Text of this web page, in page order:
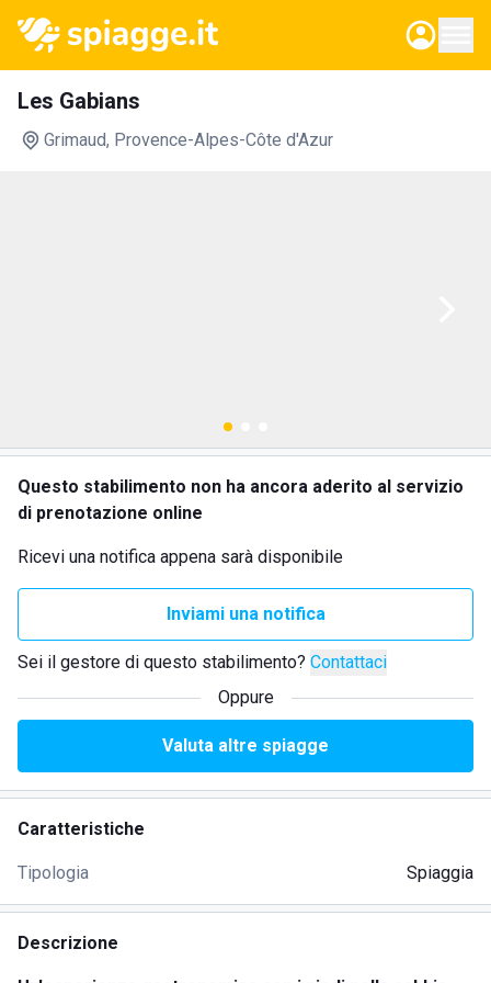
Les Gabians
Grimaud, Provence-Alpes-Côte d'Azur
Questo stabilimento non ha ancora aderito al servizio
di prenotazione online
Ricevi una notifica appena sarà disponibile
Inviami una notifica
Sei il gestore di questo stabilimento? Contattaci
Oppure
Valuta altre spiagge
Caratteristiche
Tipologia Spiaggia
Descrizione